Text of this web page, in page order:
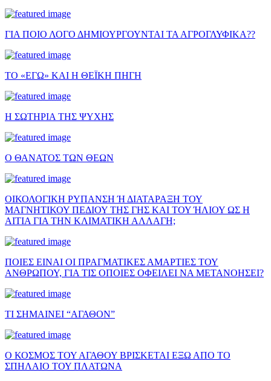
ΓΙΑ ΠΟΙΟ ΛΟΓΟ ΔΗΜΙΟΥΡΓΟΥΝΤΑΙ ΤΑ ΑΓΡΟΓΛΥΦΙΚΑ??
ΤΟ «ΕΓΩ» ΚΑΙ Η ΘΕΪΚΗ ΠΗΓΗ
Η ΣΩΤΗΡΙΑ ΤΗΣ ΨΥΧΗΣ
Ο ΘΑΝΑΤΟΣ ΤΩΝ ΘΕΩΝ
ΟΙΚΟΛΟΓΙΚΗ ΡΥΠΑΝΣΗ Ή ΔΙΑΤΑΡΑΞΗ ΤΟΥ
ΜΑΓΝΗΤΙΚΟΥ ΠΕΔΙΟΥ ΤΗΣ ΓΗΣ ΚΑΙ ΤΟΥ ΉΛΙΟΥ ΩΣ Η
ΑΙΤΙΑ ΓΙΑ ΤΗΝ ΚΛΙΜΑΤΙΚΗ ΑΛΛΑΓΗ;
ΠΟΙΕΣ ΕΙΝΑΙ ΟΙ ΠΡΑΓΜΑΤΙΚΕΣ ΑΜΑΡΤΙΕΣ ΤΟΥ
ΑΝΘΡΩΠΟΥ, ΓΙΑ ΤΙΣ ΟΠΟΙΕΣ ΟΦΕΙΛΕΙ ΝΑ ΜΕΤΑΝΟΗΣΕΙ?
ΤΙ ΣΗΜΑΙΝΕΙ “ΑΓΑΘΟΝ”
Ο ΚΟΣΜΟΣ ΤΟΥ ΑΓΑΘΟΥ ΒΡΙΣΚΕΤΑΙ ΕΞΩ ΑΠΟ ΤΟ
ΣΠΗΛΑΙΟ ΤΟΥ ΠΛΑΤΩΝΑ